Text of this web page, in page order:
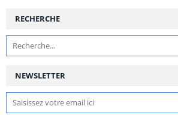
NEWSLETTER
RECHERCHE